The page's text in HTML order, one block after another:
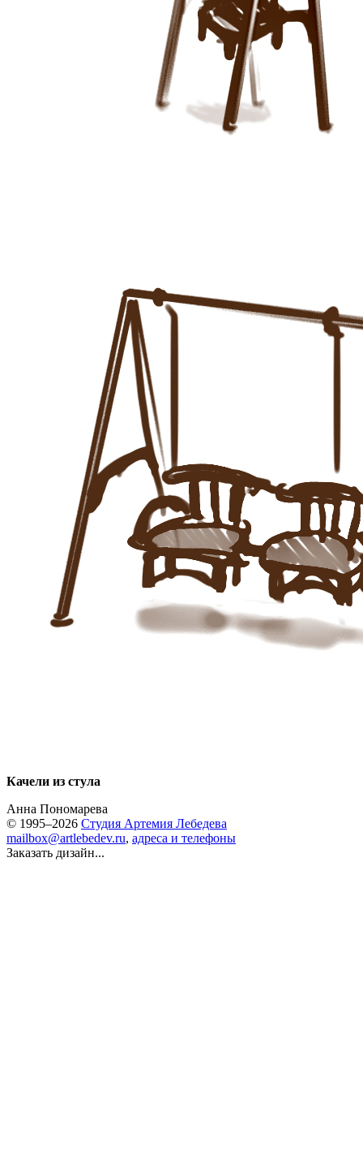
Качели из стула
Анна Пономарева
© 1995–2026 Студия Артемия Лебедева
mailbox@artlebedev.ru, адреса и телефоны
Заказать дизайн...